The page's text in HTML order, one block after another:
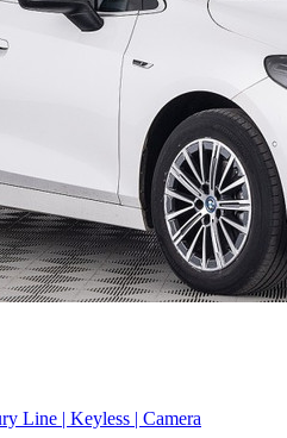
Line | Keyless | Camera